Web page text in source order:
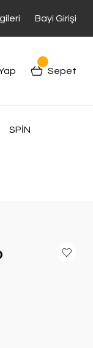
Bayi Girişi
Sepet
SPİN